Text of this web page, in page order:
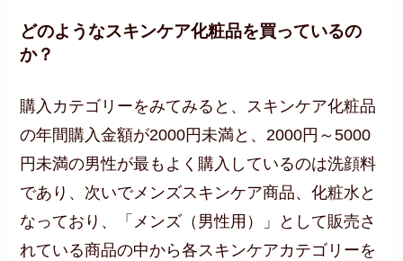
どのようなスキンケア化粧品を買っているの
か？
購入カテゴリーをみてみると、スキンケア化粧品
の年間購入金額が2000円未満と、2000円～5000
円未満の男性が最もよく購入しているのは洗顔料
であり、次いでメンズスキンケア商品、化粧水と
なっており、「メンズ（男性用）」として販売さ
れている商品の中から各スキンケアカテゴリーを